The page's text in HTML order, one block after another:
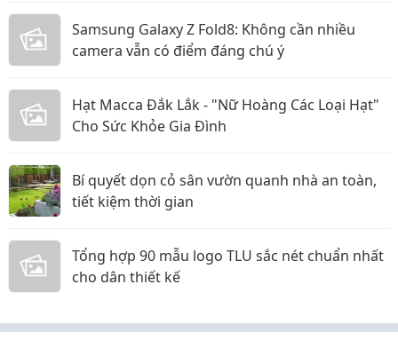
Samsung Galaxy Z Fold8: Không cần nhiều
camera vẫn có điểm đáng chú ý
Hạt Macca Đắk Lắk - "Nữ Hoàng Các Loại Hạt"
Cho Sức Khỏe Gia Đình
Bí quyết dọn cỏ sân vườn quanh nhà an toàn,
tiết kiệm thời gian
Tổng hợp 90 mẫu logo TLU sắc nét chuẩn nhất
cho dân thiết kế